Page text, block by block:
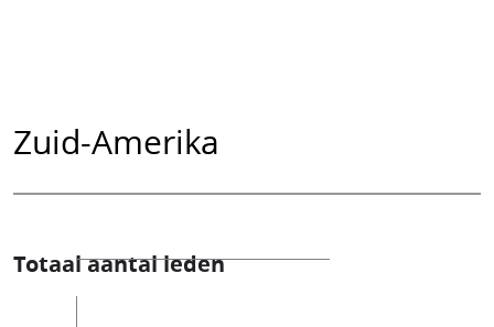
Zuid-Amerika
Totaal aantal leden